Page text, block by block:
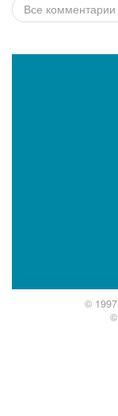
Все комментарии
©
©